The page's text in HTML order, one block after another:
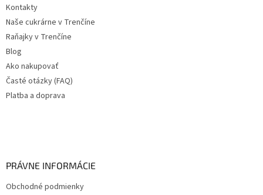
Kontakty
Naše cukrárne v Trenčíne
Raňajky v Trenčíne
Blog
Ako nakupovať
Časté otázky (FAQ)
Platba a doprava
PRÁVNE INFORMÁCIE
Obchodné podmienky